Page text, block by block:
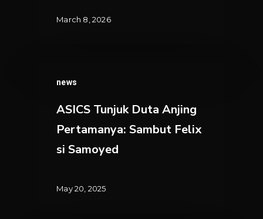
ChinaMarch 8, 2026
news
Tunjuk
Duta
Pertamanya:
Sambut
ASICS Tunjuk Duta Anjing
Pertamanya: Sambut Felix
si Samoyed
May 20, 2025